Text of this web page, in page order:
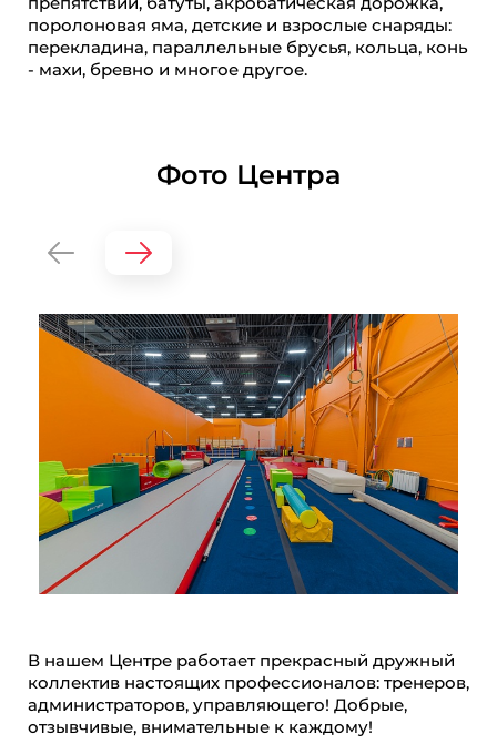
поролоновая яма, детские и взрослые снаряды:
перекладина, параллельные брусья, кольца, конь
- махи, бревно и многое другое.
Фото Центра
В нашем Центре работает прекрасный дружный
коллектив настоящих профессионалов: тренеров,
администраторов, управляющего! Добрые,
отзывчивые, внимательные к каждому!